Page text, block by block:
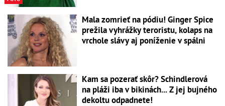
Mala zomrieť na pódiu! Ginger Spice
prežila vyhrážky teroristu, kolaps na
vrchole slávy aj poníženie v spálni
Kam sa pozerať skôr? Schindlerová
na pláži iba v bikinách... Z jej bujného
dekoltu odpadnete!